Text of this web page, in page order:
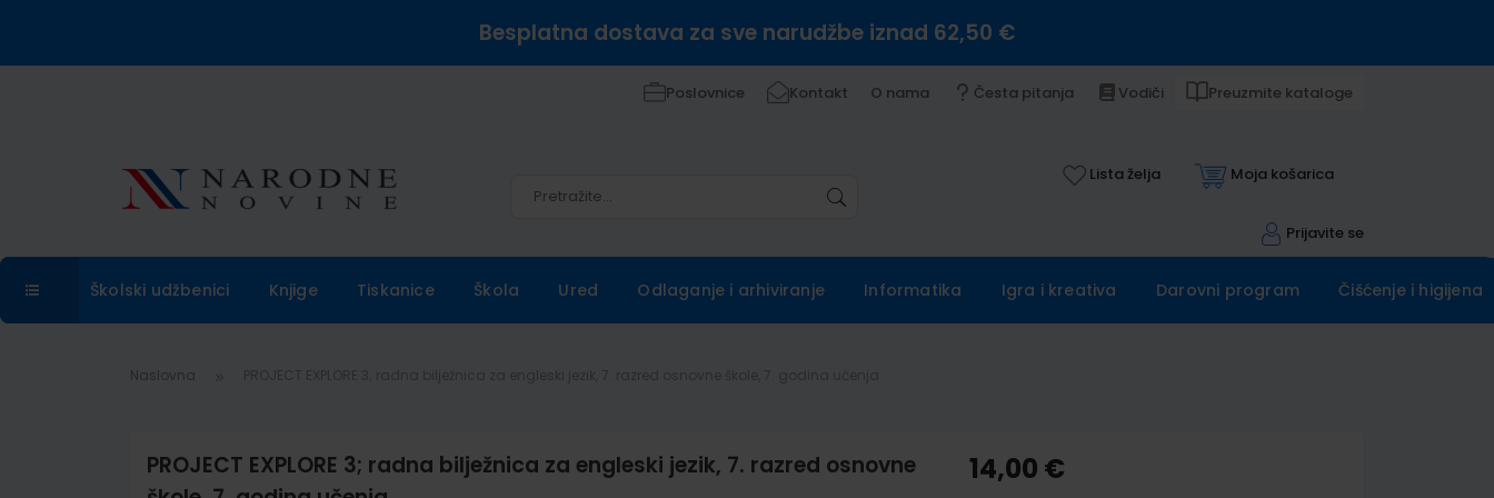
Besplatna dostava za sve narudžbe iznad 62,50 €
Poslovnice Kontakt O nama Česta pitanja Vodiči Preuzmite kataloge
Lista želja Moja košarica
Prijavite se
Školski udžbenici Knjige Tiskanice Škola Ured Odlaganje i arhiviranje Informatika Igra i kreativa Darovni program Čišćenje i higijena
Naslovna
PROJECT EXPLORE 3; radna bilježnica za engleski jezik, 7. razred osnovne
14,00 €